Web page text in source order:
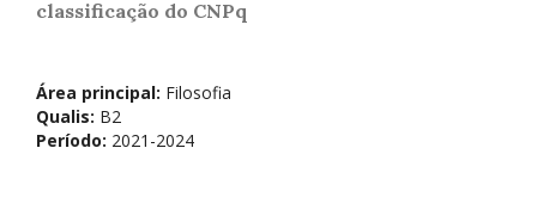
classificação do CNPq
Área principal: Filosofia
Qualis: B2
Período: 2021-2024